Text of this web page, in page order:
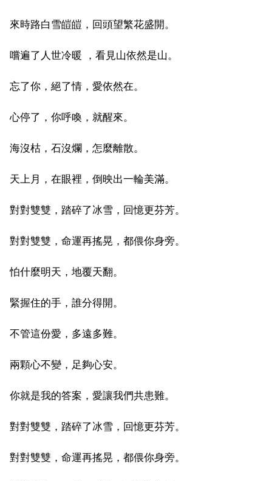
來時路白雪皚皚，回頭望繁花盛開。
嚐遍了人世冷暖 ，看見山依然是山。
忘了你，絕了情，愛依然在。
心停了，你呼喚，就醒來。
海沒枯，石沒爛，怎麼離散。
天上月，在眼裡，倒映出一輪美滿。
對對雙雙，踏碎了冰雪，回憶更芬芳。
對對雙雙，命運再搖晃，都偎你身旁。
怕什麼明天，地覆天翻。
緊握住的手，誰分得開。
不管這份愛，多遠多難。
兩顆心不變，足夠心安。
你就是我的答案，愛讓我們共患難。
對對雙雙，踏碎了冰雪，回憶更芬芳。
對對雙雙，命運再搖晃，都偎你身旁。